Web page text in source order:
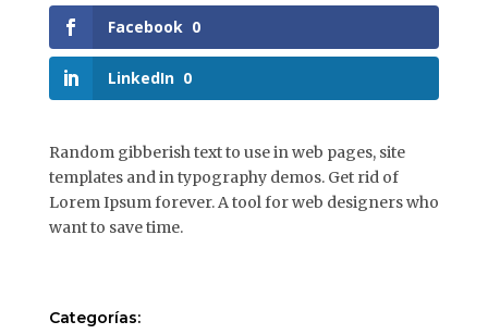
Facebook 0
LinkedIn 0
Random gibberish text to use in web pages, site
templates and in typography demos. Get rid of
Lorem Ipsum forever. A tool for web designers who
want to save time.
Categorías: